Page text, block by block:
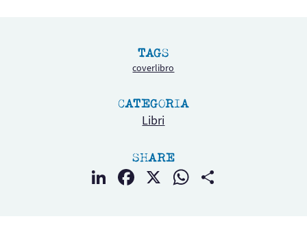
TAGS
coverlibro
CATEGORIA
Libri
SHARE
LinkedIn
Facebook
X WhatsApp